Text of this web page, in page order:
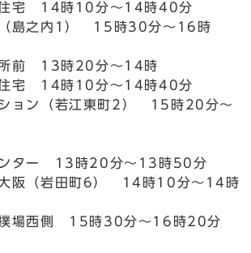
住宅 14時10分～14時40分
（島之内1） 15時30分～16時
所前 13時20分～14時
住宅 14時10分～14時40分
ョン（若江東町2） 15時20分～
ンター 13時20分～13時50分
大阪（岩田町6） 14時10分～14時
撲場西側 15時30分～16時20分